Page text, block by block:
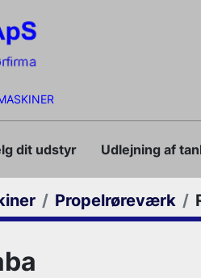
dit udstyr Udlejning af
Propelrøreværk